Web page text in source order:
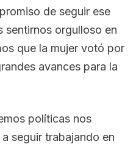
de seguir ese
sentirnos orgulloso en
que la mujer votó por
avances para la
políticas nos
seguir trabajando en